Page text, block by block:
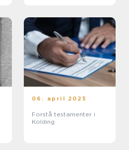
06. april 2025
Forstå testamenter i
Kolding